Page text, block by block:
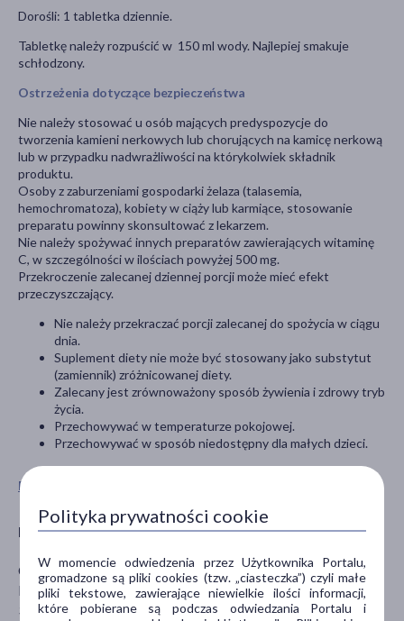
Pokaż wszystkie produkty OLIMP SPORT NUTRITION
Producent
OLIMP LABORATORIES Sp. z o.o.
Pustynia 84 F
39-200 Dębica
Dorośli: 1 tabletka dziennie.
Tabletkę należy rozpuścić w 150 ml wody. Najlepiej smakuje
schłodzony.
Ostrzeżenia dotyczące bezpieczeństwa
Nie należy stosować u osób mających predyspozycje do
tworzenia kamieni nerkowych lub chorujących na kamicę nerkową
lub w przypadku nadwrażliwości na którykolwiek składnik
produktu.
Osoby z zaburzeniami gospodarki żelaza (talasemia,
hemochromatoza), kobiety w ciąży lub karmiące, stosowanie
preparatu powinny skonsultować z lekarzem.
Nie należy spożywać innych preparatów zawierających witaminę
C, w szczególności w ilościach powyżej 500 mg.
Przekroczenie zalecanej dziennej porcji może mieć efekt
przeczyszczający.
Nie należy przekraczać porcji zalecanej do spożycia w ciągu
dnia.
Suplement diety nie może być stosowany jako substytut
(zamiennik) zróżnicowanej diety.
Zalecany jest zrównoważony sposób żywienia i zdrowy tryb
życia.
Przechowywać w temperaturze pokojowej.
Przechowywać w sposób niedostępny dla małych dzieci.
Polityka prywatności cookie
W momencie odwiedzenia przez Użytkownika Portalu,
gromadzone są pliki cookies (tzw. „ciasteczka”) czyli małe
pliki tekstowe, zawierające niewielkie ilości informacji,
które pobierane są podczas odwiedzania Portalu i